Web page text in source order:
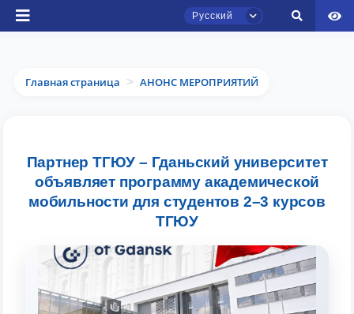
Русский
Главная страница > АНОНС МЕРОПРИЯТИЙ
Партнер ТГЮУ – Гданьский университет
объявляет программу академической
мобильности для студентов 2–3 курсов
ТГЮУ
Чат приёмной комиссии ТГЮУ
Онлайн
Здравствуйте! Добро пожаловать в чат
приёмной комиссии ТГЮУ.
Оставляйте здесь свои обращения по
вопросам приёма.